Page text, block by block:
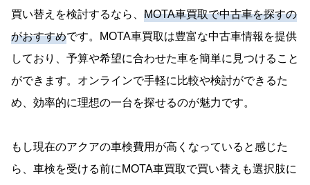
買い替えを検討するなら、 MOTA車買取で中古車を探すの
がおすすめです。MOTA車買取は豊富な中古車情報を提供
しており、予算や希望に合わせた車を簡単に見つけること
ができます。オンラインで手軽に比較や検討ができるた
め、効率的に理想の一台を探せるのが魅力です。
もし現在のアクアの車検費用が高くなっていると感じた
ら、車検を受ける前にMOTA車買取で買い替えも選択肢に